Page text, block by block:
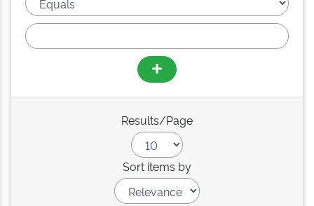
Results/Page
Sort items by